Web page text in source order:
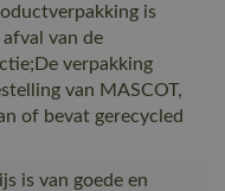
is
van de
verpakking
van MASCOT,
of bevat gerecycled
is van goede en